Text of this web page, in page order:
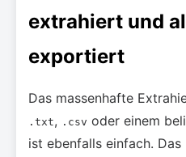
extrahiert und
exportiert
Das massenhafte
.txt, .csv oder einem
ist ebenfalls einfach.